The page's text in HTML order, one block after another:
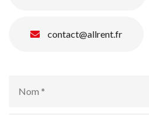
contact@allrent.fr